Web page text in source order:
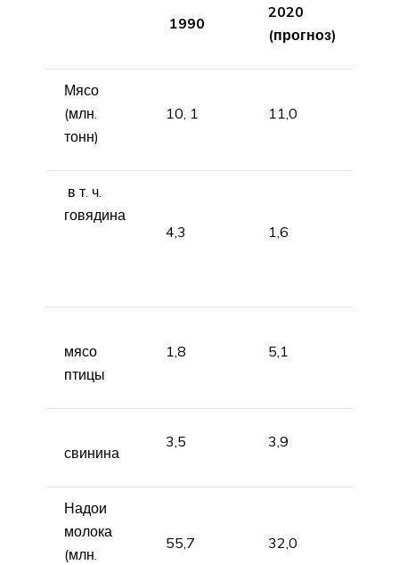
1990
2020
(прогноз)
Мясо
(млн.
тонн)
10, 1 11,0
в т. ч.
говядина
4,3
1,6
мясо
птицы
1,8 5,1
свинина
3,5 3,9
Надои
молока
(млн.
55,7 32,0